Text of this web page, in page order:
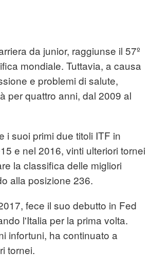
da junior, raggiunse il 57º
mondiale. Tuttavia, a causa
e problemi di salute,
per quattro anni, dal 2009 al
i suoi primi due titoli ITF in
e nel 2016, vinti ulteriori tornei
la classifica delle migliori
alla posizione 236.
fece il suo debutto in Fed
l'Italia per la prima volta.
infortuni, ha continuato a
tornei.